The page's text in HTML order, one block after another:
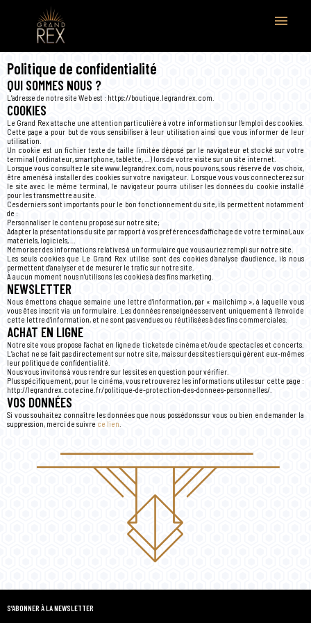
menu
Politique de confidentialité
QUI SOMMES NOUS ?
L’adresse de notre site Web est : https://boutique.legrandrex.com.
COOKIES
Le Grand Rex attache une attention particulière à votre information sur l’emploi des cookies.
Cette page a pour but de vous sensibiliser à leur utilisation ainsi que vous informer de leur
utilisation.
Un cookie est un fichier texte de taille limitée déposé par le navigateur et stocké sur votre
terminal (ordinateur, smartphone, tablette, …) lors de votre visite sur un site internet.
Lorsque vous consultez le site www.legrandrex.com, nous pouvons, sous réserve de vos choix,
être amenés à installer des cookies sur votre navigateur. Lorsque vous vous connecterez sur
le site avec le même terminal, le navigateur pourra utiliser les données du cookie installé
pour les transmettre au site.
Ces derniers sont importants pour le bon fonctionnement du site, ils permettent notamment
de :
Personnaliser le contenu proposé sur notre site;
Adapter la présentations du site par rapport à vos préférences d’affichage de votre terminal, aux
matériels, logiciels, …
Mémoriser des informations relatives à un formulaire que vous auriez rempli sur notre site.
Les seuls cookies que Le Grand Rex utilise sont des cookies d’analyse d’audience, ils nous
permettent d’analyser et de mesurer le trafic sur notre site.
À aucun moment nous n’utilisons les cookies à des fins marketing.
NEWSLETTER
Nous émettons chaque semaine une lettre d’information, par « mailchimp », à laquelle vous
vous êtes inscrit via un formulaire. Les données renseignées servent uniquement à l’envoi de
cette lettre d’information, et ne sont pas vendues ou réutilisées à des fins commerciales.
ACHAT EN LIGNE
Notre site vous propose l’achat en ligne de tickets de cinéma et/ou de spectacles et concerts.
L’achat ne se fait pas directement sur notre site, mais sur des sites tiers qui gèrent eux-mêmes
leur politique de confidentialité.
Nous vous invitons à vous rendre sur les sites en question pour vérifier.
Plus spécifiquement, pour le cinéma, vous retrouverez les informations utiles sur cette page :
http://legrandrex.cotecine.fr/politique-de-protection-des-donnees-personnelles/.
VOS DONNÉES
Si vous souhaitez connaître les données que nous possédons sur vous ou bien en demander la
suppression, merci de suivre ce lien
S’ABONNER À LA NEWSLETTER